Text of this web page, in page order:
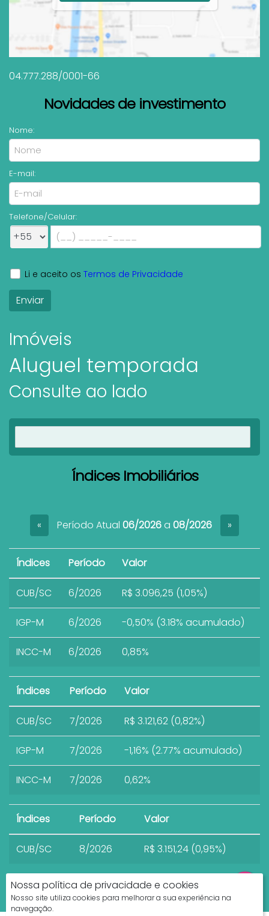
Nossa política de privacidade e cookies
Nosso site utiliza cookies para melhorar a sua experiência na
navegação.
04.777.288/0001-66
Novidades de investimento
Nome:
E-mail:
Telefone/Celular:
Li e aceito os Termos de Privacidade
Imóveis
Aluguel temporada
Consulte ao lado
Índices Imobiliários
« Período Atual 06/2026a 08/2026 »
Índices Período Valor
CUB/SC 6/2026 R$ 3.096,25 (1,05%)
IGP-M 6/2026 -0,50% (3.18% acumulado)
INCC-M 6/2026 0,85%
Índices Período Valor
CUB/SC 7/2026 R$ 3.121,62 (0,82%)
IGP-M 7/2026 -1,16% (2.77% acumulado)
INCC-M 7/2026 0,62%
Índices Período Valor
CUB/SC 8/2026 R$ 3.151,24 (0,95%)